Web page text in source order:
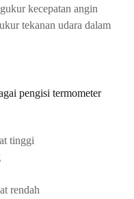
kecepatan angin
tekanan udara dalam
pengisi termometer
tinggi
rendah